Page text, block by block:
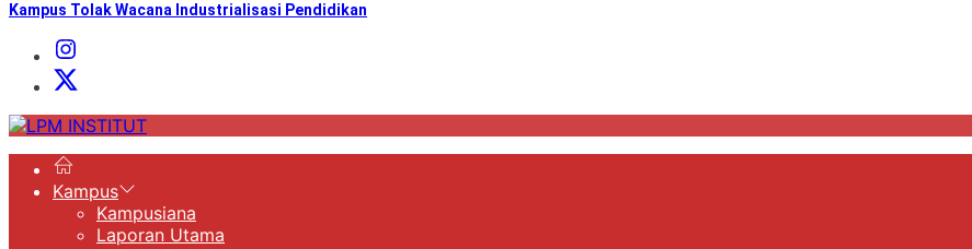
Kampus Tolak Wacana Industrialisasi Pendidikan
Instagram
Institut
X
LPM
Kampus
Kampusiana
Laporan Utama